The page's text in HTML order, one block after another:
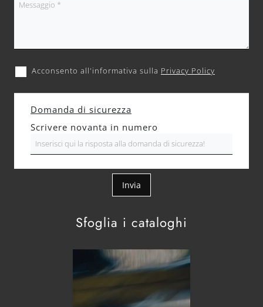
Sfoglia i cataloghi
Acconsento all'informativa sulla Privacy Policy
Domanda di sicurezza
Scrivere novanta in numero
Invia